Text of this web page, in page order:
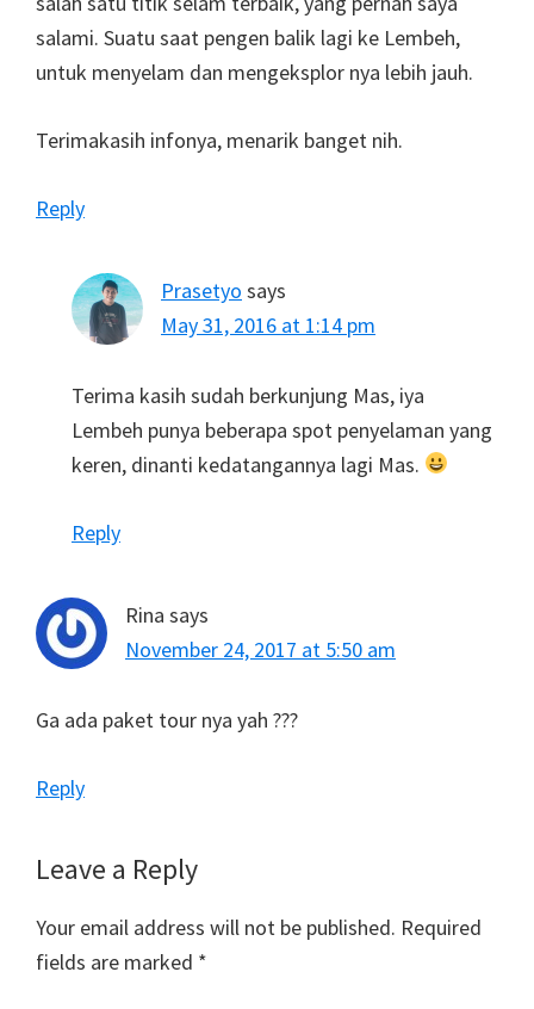
salami. Suatu saat pengen balik lagi ke Lembeh,
untuk menyelam dan mengeksplor nya lebih jauh.
Terimakasih infonya, menarik banget nih.
Reply
Prasetyo says
May 31, 2016 at 1:14 pm
Terima kasih sudah berkunjung Mas, iya
Lembeh punya beberapa spot penyelaman yang
keren, dinanti kedatangannya lagi Mas.
Reply
Rina says
November 24, 2017 at 5:50 am
Ga ada paket tour nya yah ???
Reply
Leave a Reply
Your email address will not be published. Required
fields are marked *